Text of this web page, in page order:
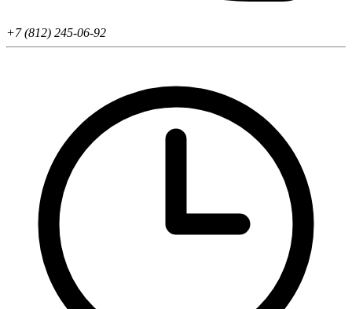
+7 (812) 245-06-92